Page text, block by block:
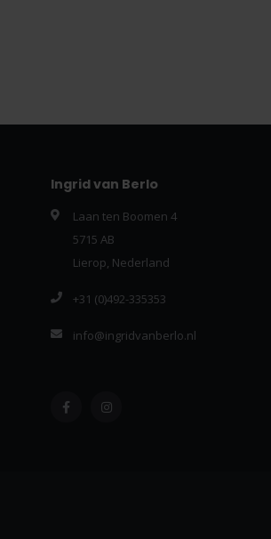
Ingrid van Berlo
Laan ten Boomen 4
5715 AB
Lierop, Nederland
+31 (0)492-335353
info@ingridvanberlo.nl